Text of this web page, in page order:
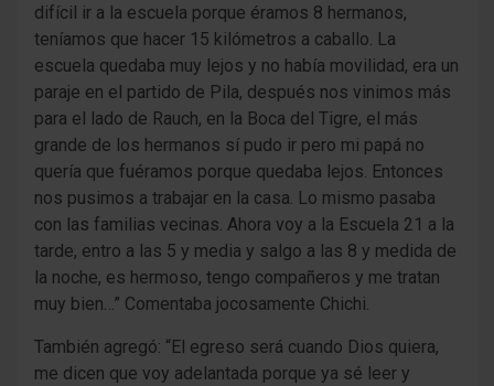
difícil ir a la escuela porque éramos 8 hermanos,
teníamos que hacer 15 kilómetros a caballo. La
escuela quedaba muy lejos y no había movilidad, era un
paraje en el partido de Pila, después nos vinimos más
para el lado de Rauch, en la Boca del Tigre, el más
grande de los hermanos sí pudo ir pero mi papá no
quería que fuéramos porque quedaba lejos. Entonces
nos pusimos a trabajar en la casa. Lo mismo pasaba
con las familias vecinas. Ahora voy a la Escuela 21 a la
tarde, entro a las 5 y media y salgo a las 8 y medida de
la noche, es hermoso, tengo compañeros y me tratan
muy bien…” Comentaba jocosamente Chichi.
También agregó: “El egreso será cuando Dios quiera,
me dicen que voy adelantada porque ya sé leer y